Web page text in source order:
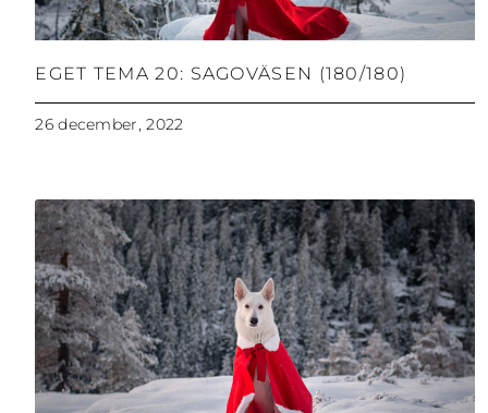
EGET TEMA 20: SAGOVÄSEN (180/180)
26 december, 2022